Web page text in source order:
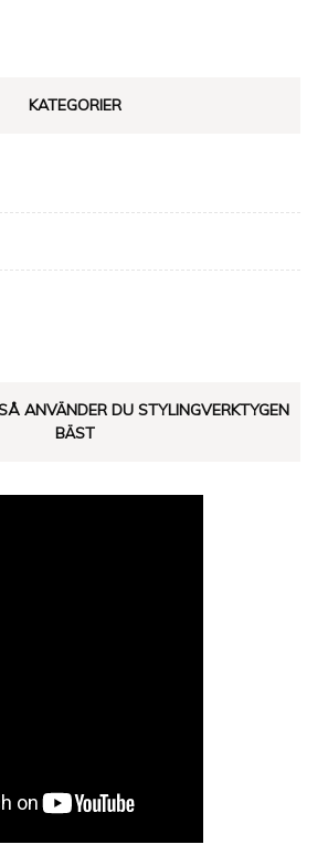
KATEGORIER
ANVÄNDER DU STYLINGVERKTYGEN
BÄST